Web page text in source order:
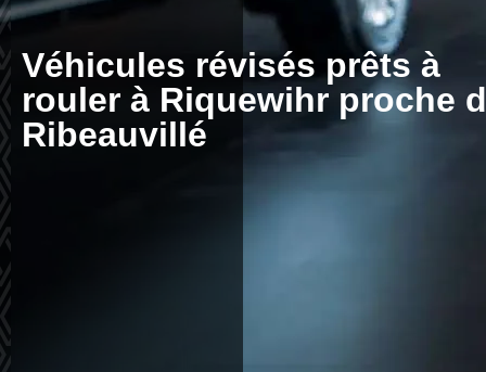
Véhicules révisés prêts à
rouler à Riquewihr proche
Ribeauvillé